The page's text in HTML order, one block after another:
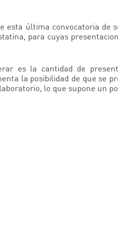
esta última convocatoria
para cuyas
es la cantidad de
la posibilidad de que se
lo que supone un